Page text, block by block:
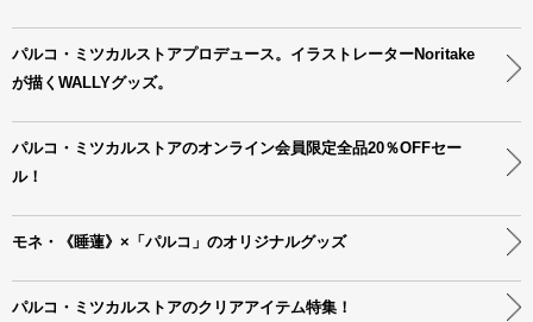
パルコ・ミツカルストアプロデュース。イラストレーターNoritake
が描くWALLYグッズ。
パルコ・ミツカルストアのオンライン会員限定全品20％OFFセー
ル！
モネ・《睡蓮》×「パルコ」のオリジナルグッズ
パルコ・ミツカルストアのクリアアイテム特集！